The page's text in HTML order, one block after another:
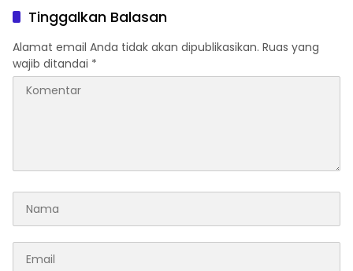
Takalar Menyalakan
Lentera Pengabdian
Melalui Malam Apresiasi
dan Inovasi Award 2026
Berprestasi
Tinggalkan Balasan
Alamat email Anda tidak akan dipublikasikan. Ruas yang
wajib ditandai *